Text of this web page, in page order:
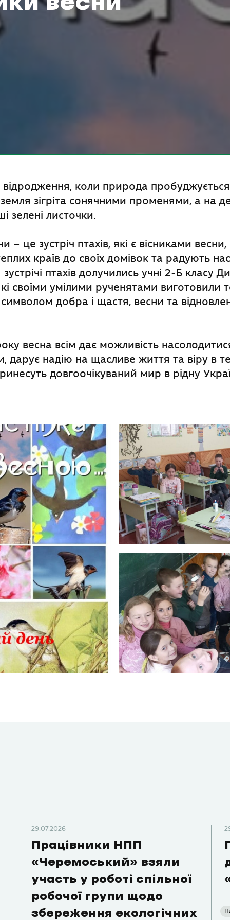
коли природа пробуджується
зігріта сонячними променями, а на
зелені листочки.
– це зустріч птахів, які є вісниками
країв до своїх домівок та радують
птахів долучились учні 2-Б класу
своїми умілими рученятами виготовили
добра і щастя, весни та
весна всім дає можливість
дарує надію на щасливе життя та віру в
довгоочікуваний мир в рідну
29.07.2026
Працівники НПП
«Черемоський» взяли
участь у роботі спільної
робочої групи щодо
збереження екологічних